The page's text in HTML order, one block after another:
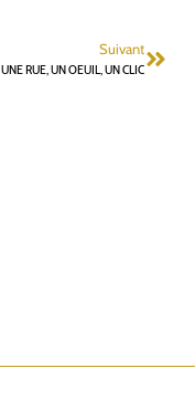
Suivant
UNE RUE, UN OEUIL, UN CLIC